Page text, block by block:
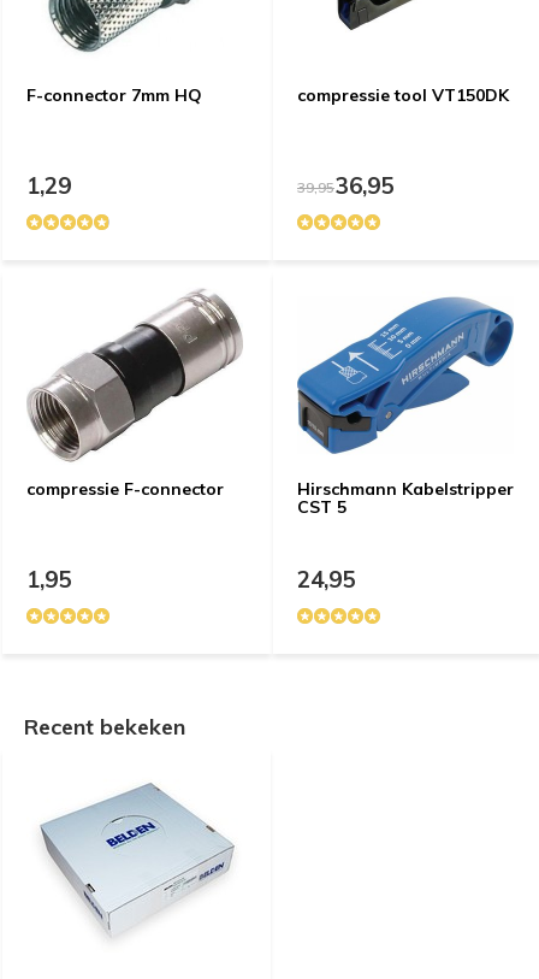
F-connector 7mm HQ
1,29
compressie tool VT150DK
39,9536,95
compressie F-connector
1,95
Hirschmann Kabelstripper
CST 5
24,95
Recent bekeken